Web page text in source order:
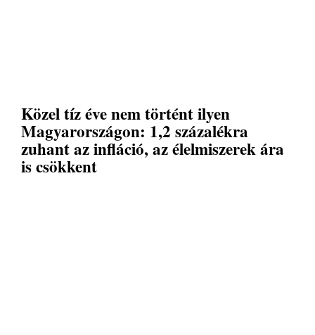
Közel tíz éve nem történt ilyen
Magyarországon: 1,2 százalékra
zuhant az infláció, az élelmiszerek ára
is csökkent